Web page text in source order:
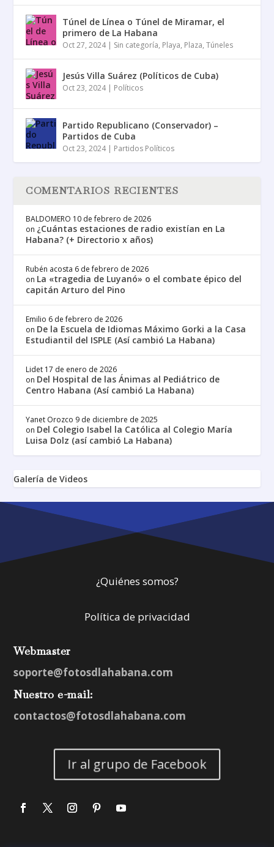
Túnel de Línea o Túnel de Miramar, el
primero de La Habana
Oct 27, 2024| Sin categoría, Playa, Plaza,Túneles
Jesús Villa Suárez (Políticos de Cuba)
Oct 23, 2024| Políticos
Partido Republicano (Conservador) –
Partidos de Cuba
Oct 23, 2024| Partidos Políticos
COMENTARIOS RECIENTES
BALDOMERO 10 de febrero de 2026
on ¿Cuántas estaciones de radio existían en La
Habana? (+ Directorio x años)
Rubén acosta 6 de febrero de 2026
on La «tragedia de Luyanó» o el combate épico del
capitán Arturo del Pino
Emilio 6 de febrero de 2026
on De la Escuela de Idiomas Máximo Gorki a la Casa
Estudiantil del ISPLE (Así cambió La Habana)
Lidet 17 de enero de 2026
on Del Hospital de las Ánimas al Pediátrico de
Centro Habana (Así cambió La Habana)
Yanet Orozco 9 de diciembre de 2025
on Del Colegio Isabel la Católica al Colegio María
Luisa Dolz (así cambió La Habana)
Galería de Videos
¿Quiénes somos?
Política de privacidad
Webmaster
soporte@fotosdlahabana.com
Nuestro e-mail:
contactos@fotosdlahabana.com
Ir al grupo de Facebook